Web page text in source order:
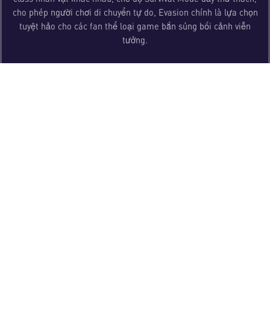
cho phép người chơi di chuyển tự do, Evasion chính là lựa chọn
tuyệt hảo cho các fan thể loại game bắn súng bối cảnh viễn
tưởng.